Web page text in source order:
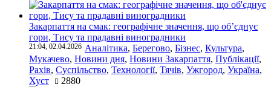
Закарпаття на смак: географічне значення, що об’єднує
гори, Тису та прадавні виноградники
21:04, 02.04.2026 Аналітика, Берегово, Бізнес, Культура,
Мукачево, Новини дня, Новини Закарпаття, Публікації,
Рахів, Суспільство, Технології, Тячів, Ужгород, Україна,
Хуст
2880